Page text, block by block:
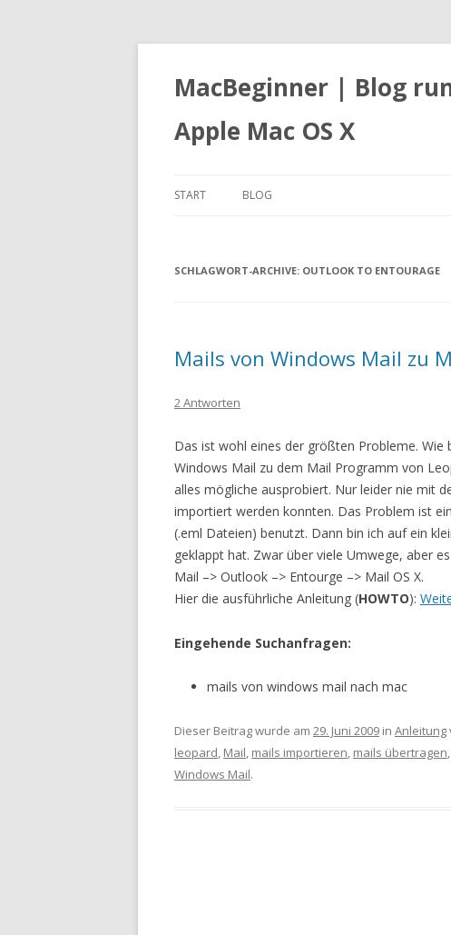
MacBeginner | Blog
Apple Mac OS X
START BLOG
SCHLAGWORT-ARCHIVE: OUTLOOK TO ENTOURAGE
Mails von Windows Mail zu
2 Antworten
Das ist wohl eines der größten Probleme.
Windows Mail zu dem Mail Programm von
alles mögliche ausprobiert. Nur leider nie mit
importiert werden konnten. Das Problem ist
(.eml Dateien) benutzt. Dann bin ich auf ein
geklappt hat. Zwar über viele Umwege, aber
Mail –> Outlook –> Entourge –> Mail OS X.
Hier die ausführliche Anleitung (HOWTO):
Eingehende Suchanfragen:
mails von windows mail nach mac
Dieser Beitrag wurde am 29. Juni 2009 in Anleitung
leopard, Mail, mails importieren, mails übertragen,
Windows Mail.